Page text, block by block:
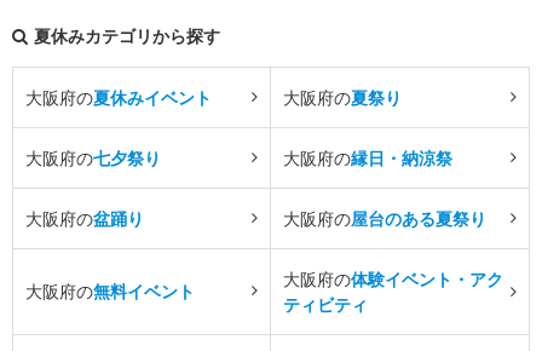
夏休みカテゴリから探す
大阪府の夏休みイベント 大阪府の夏祭り
大阪府の七夕祭り 大阪府の縁日・納涼祭
大阪府の盆踊り 大阪府の屋台のある夏祭り
大阪府の無料イベント
大阪府の体験イベント・アク
ティビティ